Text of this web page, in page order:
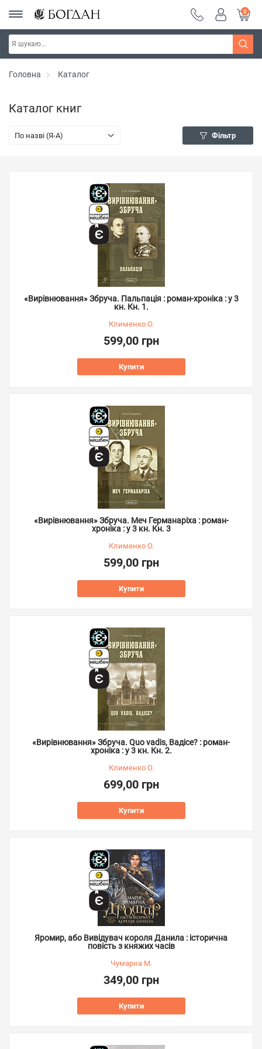
0
Головна Каталог
Каталог книг
По назві (Я-А) Фільтр
«Вирівнювання» Збруча. Пальпація : роман-хроніка : у 3
кн. Кн. 1.
Клименко О.
599,00 грн
Купити
«Вирівнювання» Збруча. Меч Германаріха : роман-
хроніка : у 3 кн. Кн. 3
Клименко О.
599,00 грн
Купити
«Вирівнювання» Збруча. Quo vadis, Вадісе? : роман-
хроніка : у 3 кн. Кн. 2.
Клименко О.
699,00 грн
Купити
Яромир, або Вивідувач короля Данила : історична
повість з княжих часів
Чумарна М.
349,00 грн
Купити